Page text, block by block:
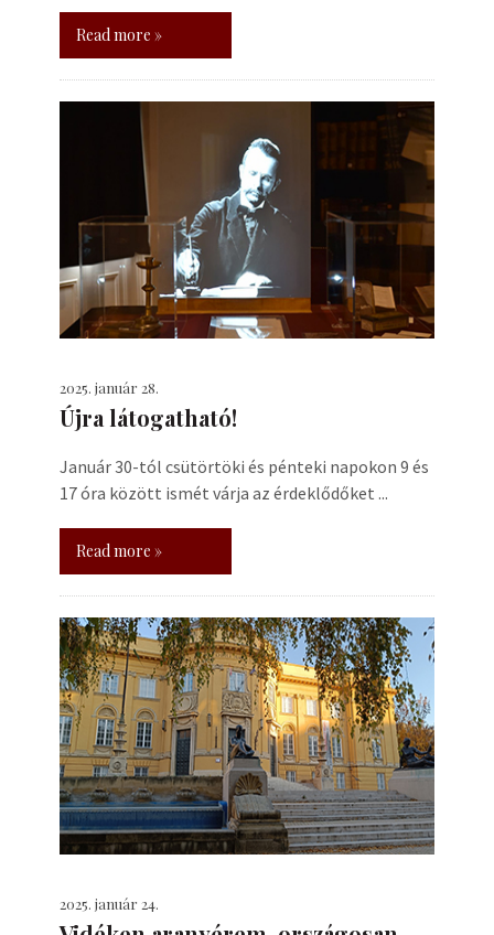
Read more »
2025. január 28.
Újra látogatható!
Január 30-tól csütörtöki és pénteki napokon 9 és
17 óra között ismét várja az érdeklődőket ...
Read more »
2025. január 24.